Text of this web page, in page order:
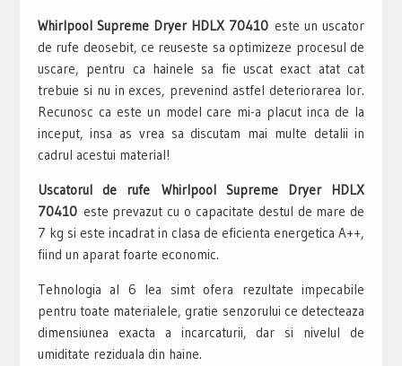
Whirlpool Supreme Dryer HDLX 70410 este un uscator
de rufe deosebit, ce reuseste sa optimizeze procesul de
uscare, pentru ca hainele sa fie uscat exact atat cat
trebuie si nu in exces, prevenind astfel deteriorarea lor.
Recunosc ca este un model care mi-a placut inca de la
inceput, insa as vrea sa discutam mai multe detalii in
cadrul acestui material!
Uscatorul de rufe Whirlpool Supreme Dryer HDLX
70410 este prevazut cu o capacitate destul de mare de
7 kg si este incadrat in clasa de eficienta energetica A++,
fiind un aparat foarte economic.
Tehnologia al 6 lea simt ofera rezultate impecabile
pentru toate materialele, gratie senzorului ce detecteaza
dimensiunea exacta a incarcaturii, dar si nivelul de
umiditate reziduala din haine.